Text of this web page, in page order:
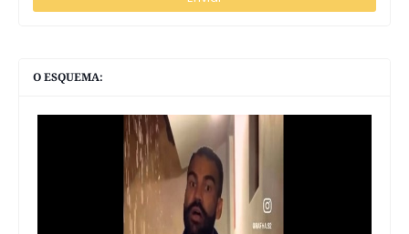
O ESQUEMA: